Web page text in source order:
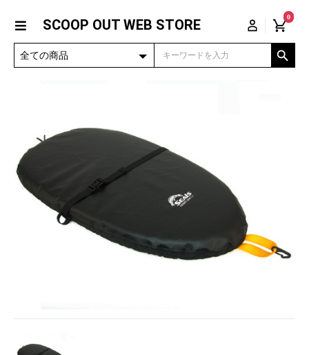
SCOOP OUT WEB STORE
0